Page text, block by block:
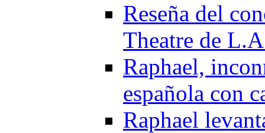
Reseña del
Theatre de
Raphael,
española con
Raphael